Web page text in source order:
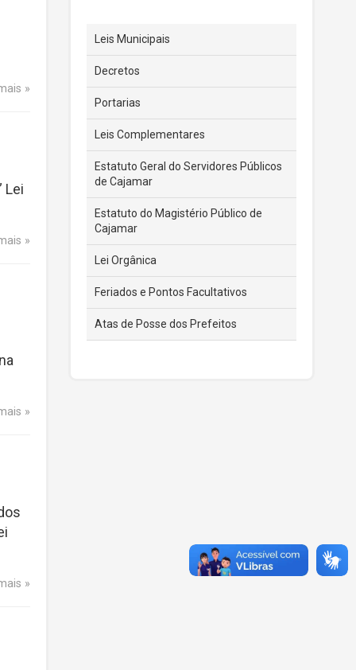
Lei
Leis Municipais
Decretos
Portarias
Leis Complementares
Estatuto Geral do Servidores Públicos
de Cajamar
Estatuto do Magistério Público de
Cajamar
Lei Orgânica
Feriados e Pontos Facultativos
Atas de Posse dos Prefeitos